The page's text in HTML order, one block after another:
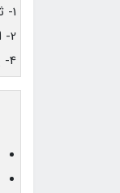
1- ثبت نام اینترنتی از طریق سایت
2- اصل پاسپورت که حداقل 6 ماه اعتبار داشته باشد.
4- پرداخت 50% مبلغ سفر